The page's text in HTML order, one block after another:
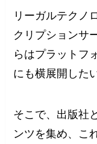
リーガルテクノ
クリプションサ
らはプラットフ
にも横展開した
そこで、出版社
ンツを集め、こ